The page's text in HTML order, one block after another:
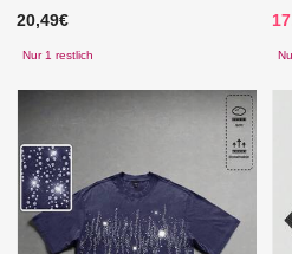
20,49€
Nur 1 restlich